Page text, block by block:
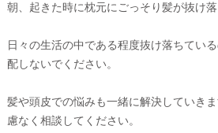
朝、起きた時に枕元にごっそり髪が抜け
日々の生活の中である程度抜け落ちてい
配しないでください。
髪や頭皮での悩みも一緒に解決していき
慮なく相談してください。